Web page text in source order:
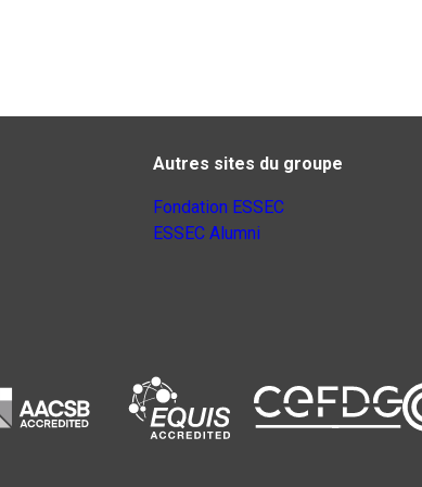
Autres sites du groupe
Fondation ESSEC
ESSEC Alumni